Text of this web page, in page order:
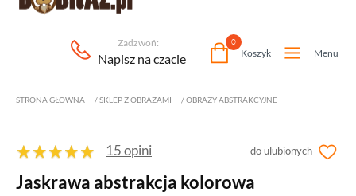
Zadzwoń:
Napisz na czacie Koszyk
0
Menu
STRONA GŁÓWNA /SKLEP Z OBRAZAMI /OBRAZY ABSTRAKCYJNE
do ulubionych
15 opini
Jaskrawa abstrakcja kolorowa